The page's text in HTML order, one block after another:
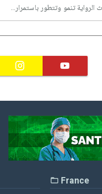
تنمو وتتطور باستمرار...
France